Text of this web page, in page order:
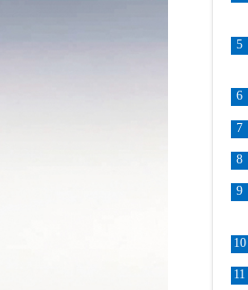
5
6
7
8
9
10
11